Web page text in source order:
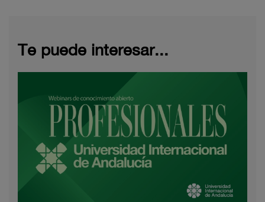
Te puede interesar...